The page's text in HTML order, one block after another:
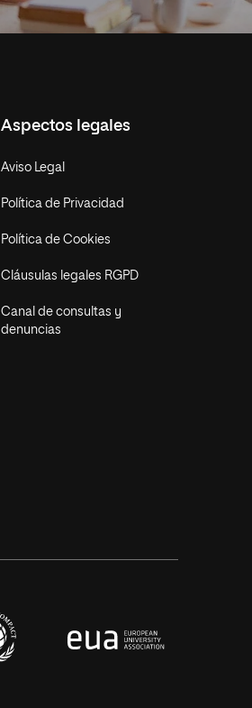
Aspectos legales
Aviso Legal
Política de Privacidad
Política de Cookies
Cláusulas legales RGPD
Canal de consultas y
denuncias